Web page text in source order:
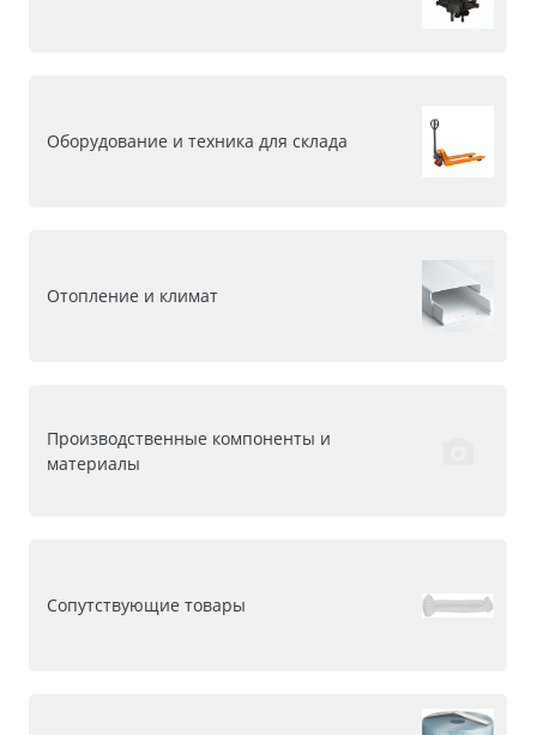
Оборудование и техника для склада
Отопление и климат
Производственные компоненты и
материалы
Сопутствующие товары